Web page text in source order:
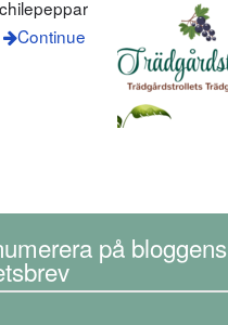
Continue
på bloggens